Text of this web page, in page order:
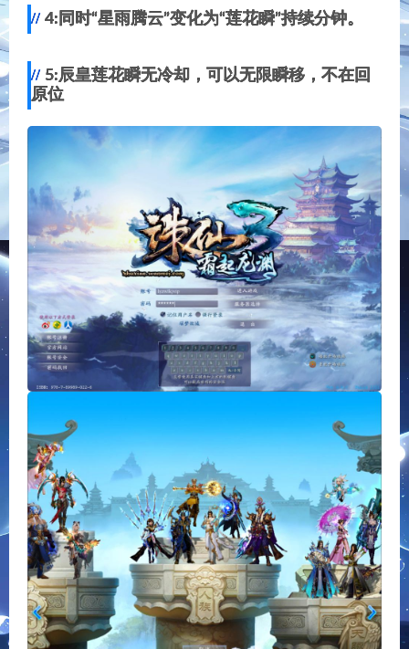
4:同时“星雨腾云”变化为“莲花瞬”持续分钟。
5:辰皇莲花瞬无冷却，可以无限瞬移，不在回
原位